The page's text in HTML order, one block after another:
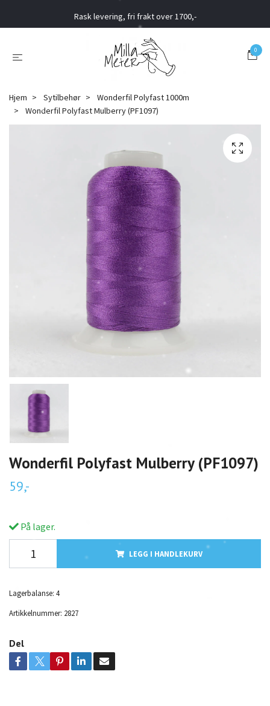
Rask levering, fri frakt over 1700,-
0
Hjem Sytilbehør
Wonderfil Polyfast 1000m
Wonderfil Polyfast Mulberry (PF1097)
Wonderfil Polyfast Mulberry (PF1097)
59,-
På lager.
LEGG I HANDLEKURV
Lagerbalanse: 4
Artikkelnummer: 2827
Del